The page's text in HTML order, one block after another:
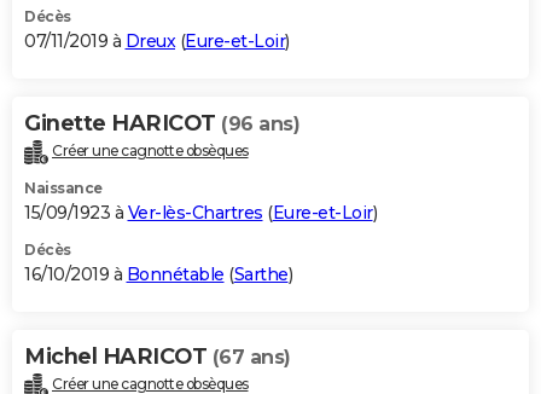
Décès
07/11/2019 à Dreux(Eure-et-Loir)
Ginette HARICOT (96 ans)
Créer une cagnotte obsèques
Naissance
15/09/1923 à Ver-lès-Chartres (Eure-et-Loir)
Décès
16/10/2019 à Bonnétable (Sarthe)
Michel HARICOT (67 ans)
Créer une cagnotte obsèques